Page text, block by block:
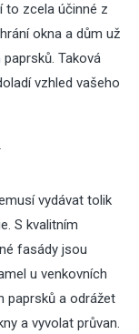
to zcela účinné z
okna a dům už
Taková
vzhled vašeho
vydávat tolik
S kvalitním
fasády jsou
u venkovních
paprsků a odrážet
a vyvolat průvan.